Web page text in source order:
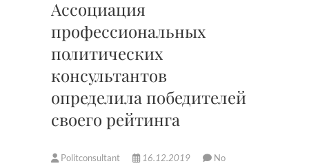
Ассоциация
профессиональных
политических
консультантов
определила победителей
своего рейтинга
Politconsultant 16.12.2019
No